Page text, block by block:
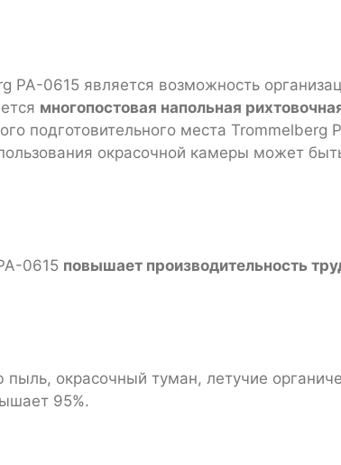
PA-0615 является возможность
многопостовая напольная
подготовительного места Trommelberg
окрасочной камеры может
0615 повышает производительность
окрасочный туман, летучие
95%.